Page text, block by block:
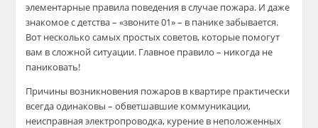
элементарные правила поведения в случае пожара. И даже
знакомое с детства – «звоните 01» – в панике забывается.
Вот несколько самых простых советов, которые помогут
вам в сложной ситуации. Главное правило – никогда не
паниковать!
Причины возникновения пожаров в квартире практически
всегда одинаковы – обветшавшие коммуникации,
неисправная электропроводка, курение в неположенных